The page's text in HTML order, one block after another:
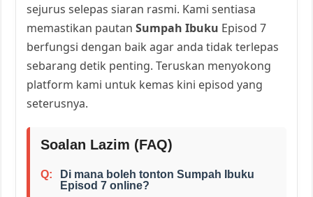
sejurus selepas siaran rasmi. Kami sentiasa
memastikan pautanSumpah Ibuku Episod 7
berfungsi dengan baik agar anda tidak terlepas
sebarang detik penting. Teruskan menyokong
platform kami untuk kemas kini episod yang
seterusnya.
Soalan Lazim (FAQ)
Di mana boleh tonton Sumpah Ibuku
Episod 7 online?